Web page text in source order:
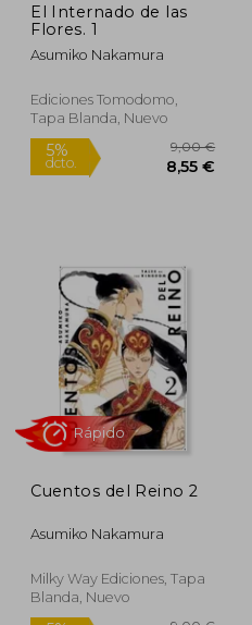
5%
dcto.
El Internado de las
Flores. 1
Asumiko Nakamura
Ediciones Tomodomo,
Tapa Blanda, Nuevo
Rápido
Cuentos del Reino 2
Asumiko Nakamura
Milky Way Ediciones, Tapa
Blanda, Nuevo